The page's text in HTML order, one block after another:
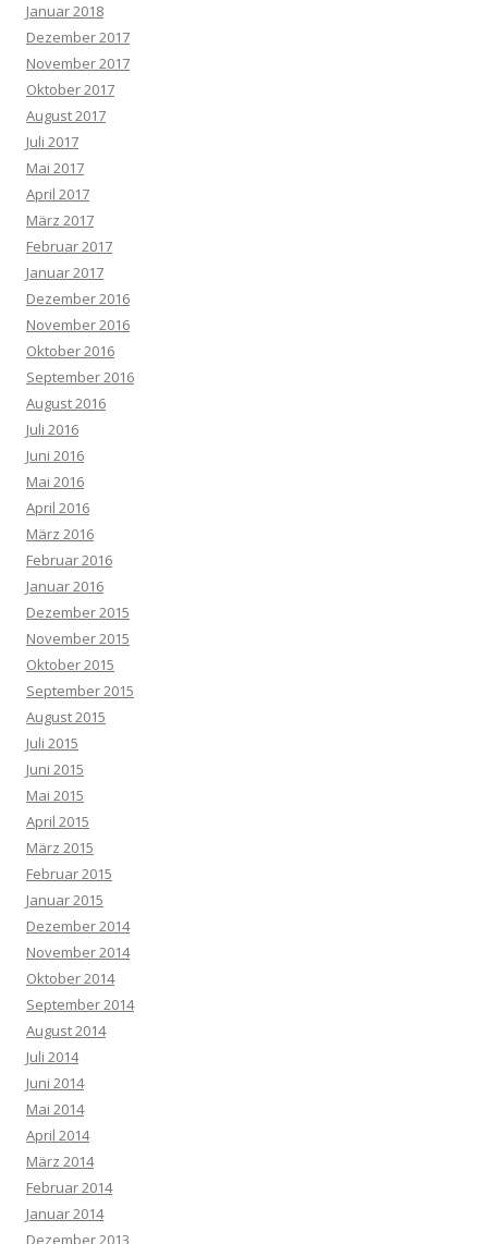
Januar 2018
Dezember 2017
November 2017
Oktober 2017
August 2017
Juli 2017
Mai 2017
April 2017
März 2017
Februar 2017
Januar 2017
Dezember 2016
November 2016
Oktober 2016
September 2016
August 2016
Juli 2016
Juni 2016
Mai 2016
April 2016
März 2016
Februar 2016
Januar 2016
Dezember 2015
November 2015
Oktober 2015
September 2015
August 2015
Juli 2015
Juni 2015
Mai 2015
April 2015
März 2015
Februar 2015
Januar 2015
Dezember 2014
November 2014
Oktober 2014
September 2014
August 2014
Juli 2014
Juni 2014
Mai 2014
April 2014
März 2014
Februar 2014
Januar 2014
Dezember 2013